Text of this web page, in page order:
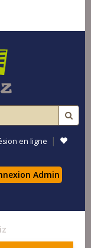
en ligne |
Admin